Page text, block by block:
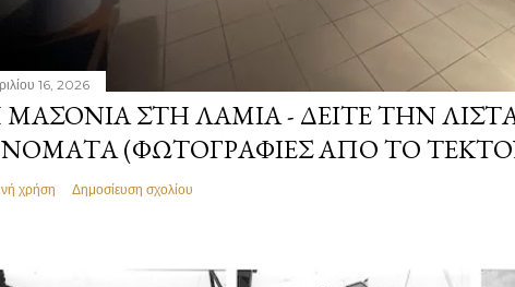
16, 2026
ΣΤΗ ΛΑΜΊΑ - ΔΕΊΤΕ ΤΗΝ
(ΦΩΤΟΓΡΑΦΊΕΣ ΑΠΌ ΤΟ
χρήση Δημοσίευση σχολίου